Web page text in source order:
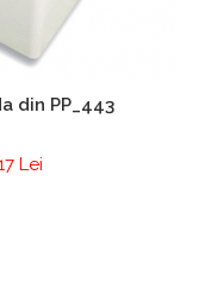
din PP_443
Lei